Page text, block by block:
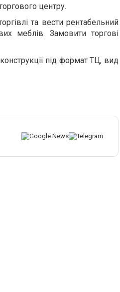
центру.
та вести рентабельний
меблів. Замовити торгові
під формат ТЦ, вид